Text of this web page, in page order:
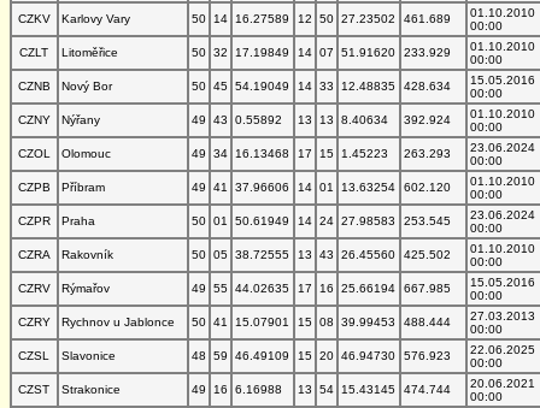
CZKV
Karlovy Vary 50 14 16.27589 12 50 27.23502 461.689
01.10.2010
00:00
CZLT
Litoměřice 50 32 17.19849 14 07 51.91620 233.929
01.10.2010
00:00
CZNB
Nový Bor 50 45 54.19049 14 33 12.48835 428.634
15.05.2016
00:00
CZNY
Nýřany 49 43 0.55892 13 13 8.40634 392.924
01.10.2010
00:00
CZOL
Olomouc 49 34 16.13468 17 15 1.45223 263.293
23.06.2024
00:00
CZPB
Příbram 49 41 37.96606 14 01 13.63254 602.120
01.10.2010
00:00
CZPR
Praha 50 01 50.61949 14 24 27.98583 253.545
23.06.2024
00:00
CZRA
Rakovník 50 05 38.72555 13 43 26.45560 425.502
01.10.2010
00:00
CZRV
Rýmařov 49 55 44.02635 17 16 25.66194 667.985
15.05.2016
00:00
CZRY
Rychnov u Jablonce 50 41 15.07901 15 08 39.99453 488.444
27.03.2013
00:00
CZSL
Slavonice 48 59 46.49109 15 20 46.94730 576.923
22.06.2025
00:00
CZST
Strakonice 49 16 6.16988 13 54 15.43145 474.744
20.06.2021
00:00